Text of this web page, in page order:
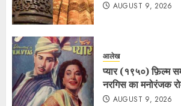
AUGUST 9, 2026
आलेख
प्यार (१९५०) फ़िल्म
नरगिस का मनोरंजक
AUGUST 9, 2026